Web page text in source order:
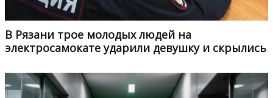
В Рязани трое молодых людей на
электросамокате ударили девушку и скрылись